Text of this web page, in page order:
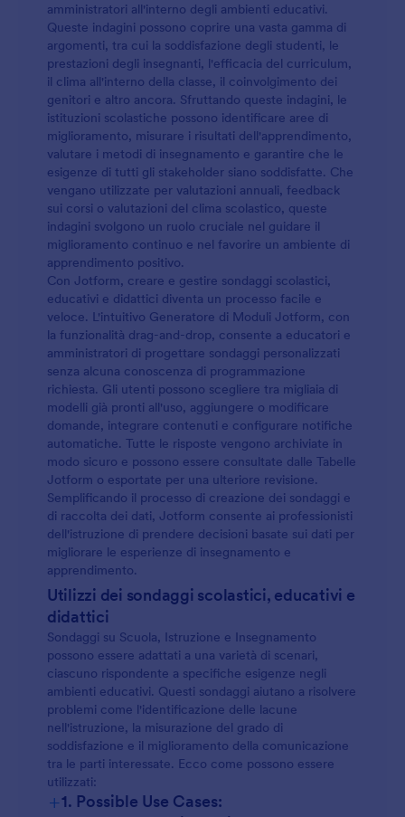
amministratori all'interno degli ambienti educativi.
Queste indagini possono coprire una vasta gamma di
argomenti, tra cui la soddisfazione degli studenti, le
prestazioni degli insegnanti, l'efficacia del curriculum,
il clima all'interno della classe, il coinvolgimento dei
genitori e altro ancora. Sfruttando queste indagini, le
istituzioni scolastiche possono identificare aree di
miglioramento, misurare i risultati dell'apprendimento,
valutare i metodi di insegnamento e garantire che le
esigenze di tutti gli stakeholder siano soddisfatte. Che
vengano utilizzate per valutazioni annuali, feedback
sui corsi o valutazioni del clima scolastico, queste
indagini svolgono un ruolo cruciale nel guidare il
miglioramento continuo e nel favorire un ambiente di
apprendimento positivo.
Con Jotform, creare e gestire sondaggi scolastici,
educativi e didattici diventa un processo facile e
veloce. L'intuitivo Generatore di Moduli Jotform, con
la funzionalità drag-and-drop, consente a educatori e
amministratori di progettare sondaggi personalizzati
senza alcuna conoscenza di programmazione
richiesta. Gli utenti possono scegliere tra migliaia di
modelli già pronti all'uso, aggiungere o modificare
domande, integrare contenuti e configurare notifiche
automatiche. Tutte le risposte vengono archiviate in
modo sicuro e possono essere consultate dalle Tabelle
Jotform o esportate per una ulteriore revisione.
Semplificando il processo di creazione dei sondaggi e
di raccolta dei dati, Jotform consente ai professionisti
dell'istruzione di prendere decisioni basate sui dati per
migliorare le esperienze di insegnamento e
apprendimento.
Utilizzi dei sondaggi scolastici, educativi e
didattici
Sondaggi su Scuola, Istruzione e Insegnamento
possono essere adattati a una varietà di scenari,
ciascuno rispondente a specifiche esigenze negli
ambienti educativi. Questi sondaggi aiutano a risolvere
problemi come l'identificazione delle lacune
nell'istruzione, la misurazione del grado di
soddisfazione e il miglioramento della comunicazione
tra le parti interessate. Ecco come possono essere
utilizzati:
+1. Possible Use Cases: